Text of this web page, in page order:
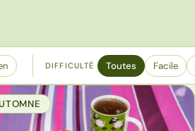
DIFFICULTÉ Toutes Facile